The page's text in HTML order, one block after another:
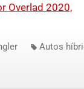
Overlad 2020,
Autos